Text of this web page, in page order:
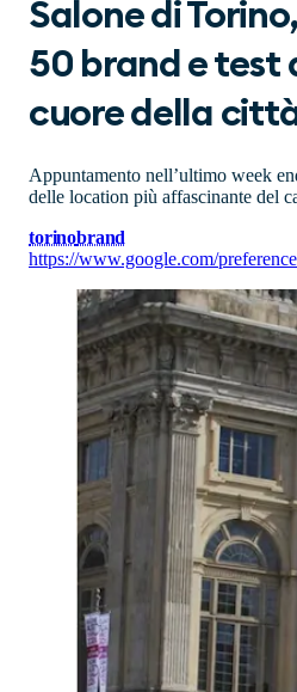
Salone di
50 brand e test
cuore della
Appuntamento nell’ultimo week
delle location più affascinante del
torinobrand
https://www.google.com/